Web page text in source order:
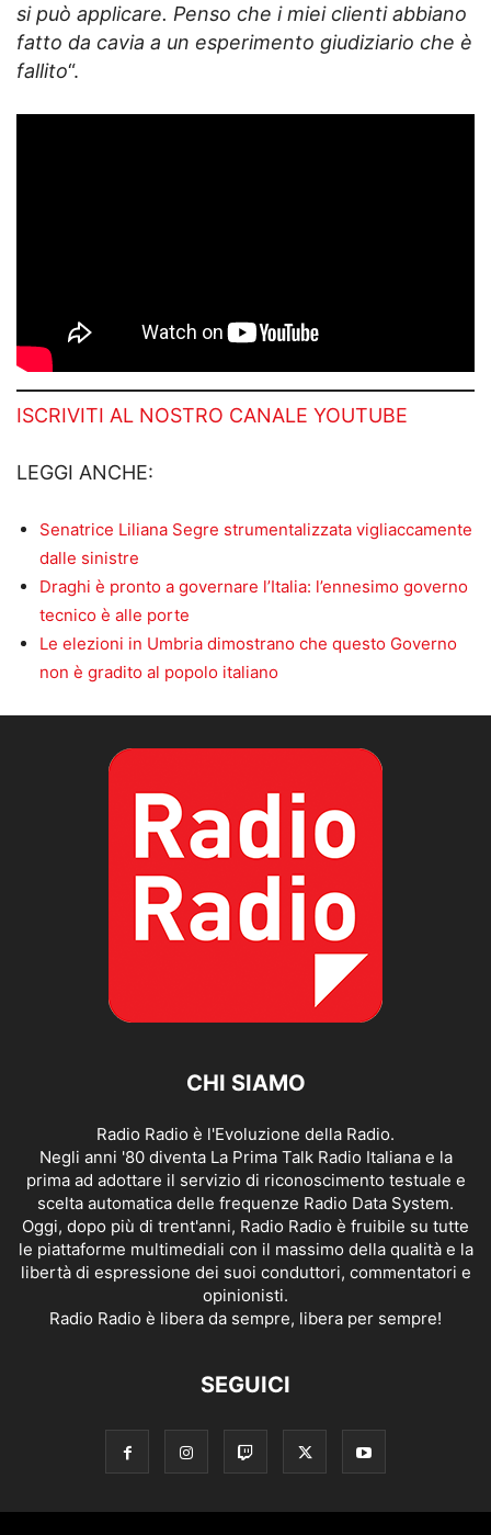
si può applicare. Penso che i miei clienti abbiano
fatto da cavia a un esperimento giudiziario che è
fallito“.
ISCRIVITI AL NOSTRO CANALE YOUTUBE
LEGGI ANCHE:
Senatrice Liliana Segre strumentalizzata vigliaccamente
dalle sinistre
Draghi è pronto a governare l’Italia: l’ennesimo governo
tecnico è alle porte
Le elezioni in Umbria dimostrano che questo Governo
non è gradito al popolo italiano
CHI SIAMO
Radio Radio è l'Evoluzione della Radio.
Negli anni '80 diventa La Prima Talk Radio Italiana e la
prima ad adottare il servizio di riconoscimento testuale e
scelta automatica delle frequenze Radio Data System.
Oggi, dopo più di trent'anni, Radio Radio è fruibile su tutte
le piattaforme multimediali con il massimo della qualità e la
libertà di espressione dei suoi conduttori, commentatori e
opinionisti.
Radio Radio è libera da sempre, libera per sempre!
SEGUICI